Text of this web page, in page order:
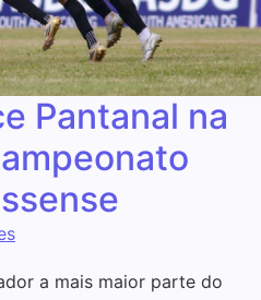
Pantanal na
a mais maior parte do